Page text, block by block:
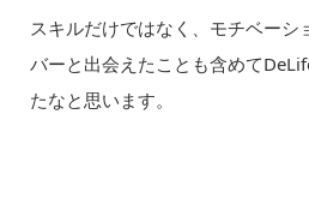
スキルだけではなく、モチベーシ
バーと出会えたことも含めて
たなと思います。